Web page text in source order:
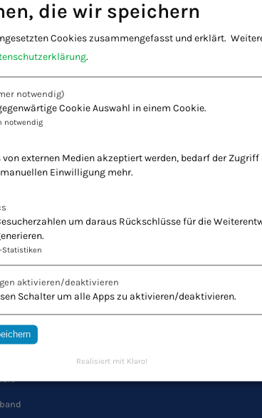
- Europäischer Verband
+ Tradition = Zukunft
die wir speichern
Cookies zusammengefasst und erklärt.
.
notwendig)
Cookie Auswahl in einem Cookie.
notwendig
von externen Medien akzeptiert werden, bedarf der Zugriff
Einwilligung mehr.
um daraus Rückschlüsse für die
Statistiken
aktivieren/deaktivieren
Schalter um alle Apps zu aktivieren/deaktivieren.
Realisiert mit Klaro!